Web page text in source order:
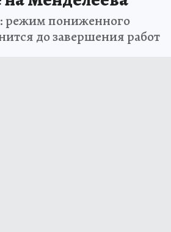
режим пониженного
до завершения работ